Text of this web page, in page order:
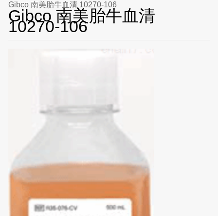
Gibco 南美胎牛血清 10270-106
Gibco 南美胎牛血清
10270-106